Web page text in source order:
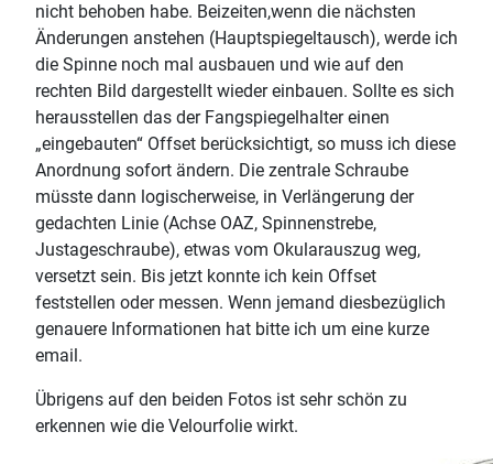
nicht behoben habe. Beizeiten,wenn die nächsten
Änderungen anstehen (Hauptspiegeltausch), werde ich
die Spinne noch mal ausbauen und wie auf den
rechten Bild dargestellt wieder einbauen. Sollte es sich
herausstellen das der Fangspiegelhalter einen
„eingebauten“ Offset berücksichtigt, so muss ich diese
Anordnung sofort ändern. Die zentrale Schraube
müsste dann logischerweise, in Verlängerung der
gedachten Linie (Achse OAZ, Spinnenstrebe,
Justageschraube), etwas vom Okularauszug weg,
versetzt sein. Bis jetzt konnte ich kein Offset
feststellen oder messen. Wenn jemand diesbezüglich
genauere Informationen hat bitte ich um eine kurze
email.
Übrigens auf den beiden Fotos ist sehr schön zu
erkennen wie die Velourfolie wirkt.